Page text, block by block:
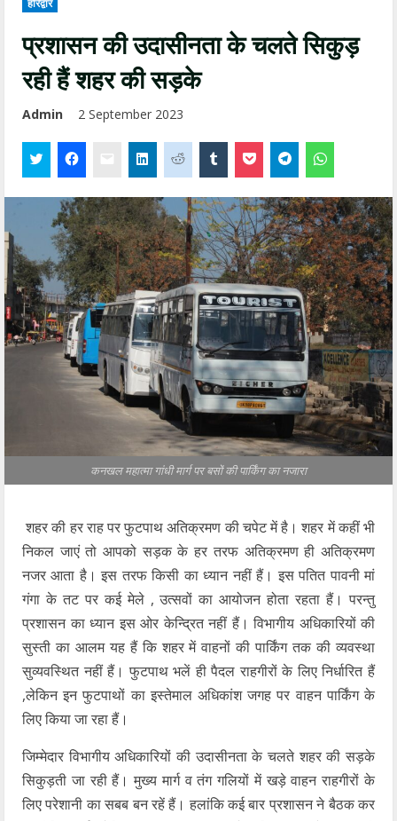
प्रशासन की उदासीनता के चलते सिकुड़
रही हैं शहर की सड़के
Admin 2 September 2023
कनखल महात्मा गांधी मार्ग पर बसों की पार्किंग का नजारा
शहर की हर राह पर फुटपाथ अतिक्रमण की चपेट में है। शहर में कहीं भी
निकल जाएं तो आपको सड़क के हर तरफ अतिक्रमण ही अतिक्रमण
नजर आता है। इस तरफ किसी का ध्यान नहीं हैं। इस पतित पावनी मां
गंगा के तट पर कई मेले , उत्सवों का आयोजन होता रहता हैं। परन्तु
प्रशासन का ध्यान इस ओर केन्द्रित नहीं हैं। विभागीय अधिकारियों की
सुस्ती का आलम यह हैं कि शहर में वाहनों की पार्किंग तक की व्यवस्था
सुव्यवस्थित नहीं हैं। फुटपाथ भलें ही पैदल राहगीरों के लिए निर्धारित हैं
,लेकिन इन फुटपाथों का इस्तेमाल अधिकांश जगह पर वाहन पार्किंग के
लिए किया जा रहा हैं।
जिम्मेदार विभागीय अधिकारियों की उदासीनता के चलते शहर की सड़के
सिकुड़ती जा रही हैं। मुख्य मार्ग व तंग गलियों में खड़े वाहन राहगीरों के
लिए परेशानी का सबब बन रहें हैं। हलांकि कई बार प्रशासन ने बैठक कर